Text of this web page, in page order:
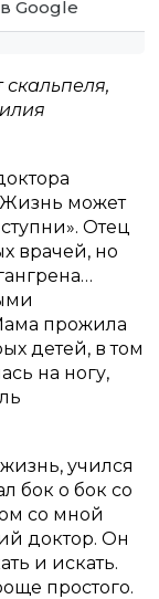
Google
скальпеля,
Жизнь может
Отец
врачей, но
прожила
детей, в том
на ногу,
учился
бок о бок со
со мной
доктор. Он
и искать.
простого.